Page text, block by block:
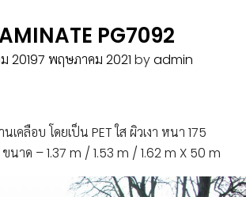
PG7092
20197 พฤษภาคม 2021 byadmin
คลือบ โดยเป็น PET ใส ผิวเงา หนา 175
นาด – 1.37 m / 1.53 m / 1.62 m X 50 m